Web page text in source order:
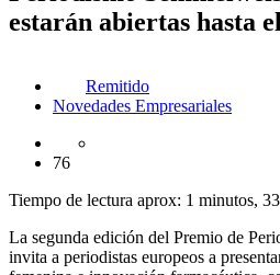
estarán abiertas hasta
Remitido
Novedades Empresariales
76
Tiempo de lectura aprox: 1 minutos,
La segunda edición del Premio de
invita a periodistas europeos a